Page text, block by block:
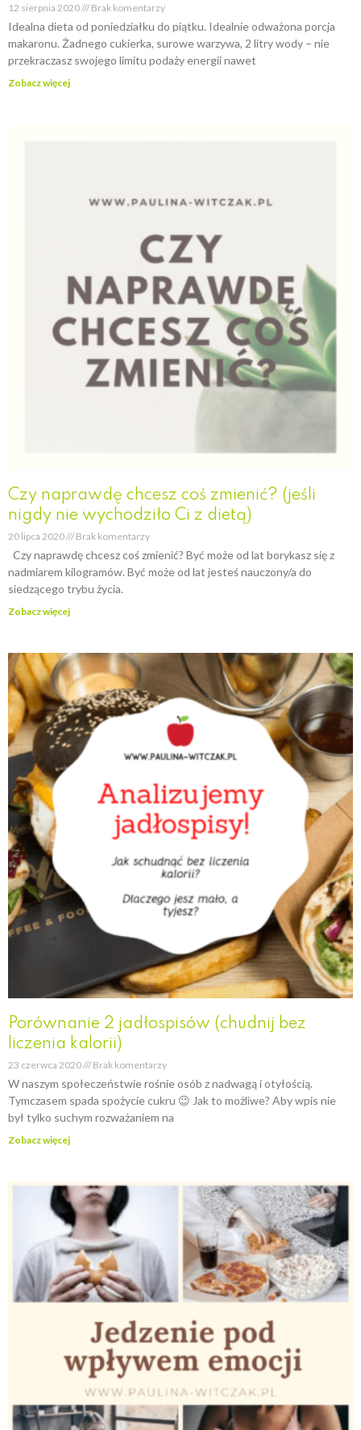
12 sierpnia 2020 Brak komentarzy
Idealna dieta od poniedziałku do piątku. Idealnie odważona porcja
makaronu. Żadnego cukierka, surowe warzywa, 2 litry wody – nie
przekraczasz swojego limitu podaży energii nawet
Zobacz więcej
Czy naprawdę chcesz coś zmienić? (jeśli
nigdy nie wychodziło Ci z dietą)
20 lipca 2020 Brak komentarzy
Czy naprawdę chcesz coś zmienić? Być może od lat borykasz się z
nadmiarem kilogramów. Być może od lat jesteś nauczony/a do
siedzącego trybu życia.
Zobacz więcej
Porównanie 2 jadłospisów (chudnij bez
liczenia kalorii)
23 czerwca 2020 Brak komentarzy
W naszym społeczeństwie rośnie osób z nadwagą i otyłością.
Tymczasem spada spożycie cukru 😉 Jak to możliwe? Aby wpis nie
był tylko suchym rozważaniem na
Zobacz więcej